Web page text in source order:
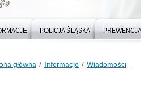
POLICJA ŚLĄSKA
główna Informacje Wiadomości